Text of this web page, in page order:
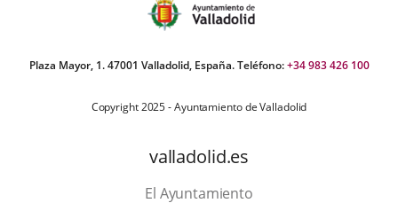
Plaza Mayor, 1. 47001 Valladolid, España. Teléfono:+34 983 426 100
Copyright 2025 - Ayuntamiento de Valladolid
valladolid.es
El Ayuntamiento